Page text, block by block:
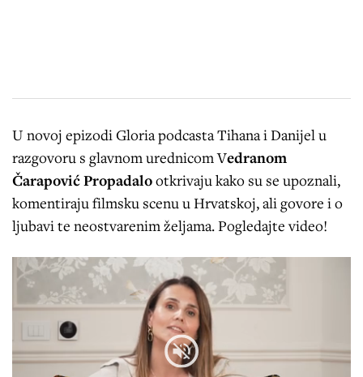
U novoj epizodi Gloria podcasta Tihana i Danijel u
razgovoru s glavnom urednicom Vedranom
Čarapović Propadalootkrivaju kako su se upoznali,
komentiraju filmsku scenu u Hrvatskoj, ali govore i o
ljubavi te neostvarenim željama. Pogledajte video!